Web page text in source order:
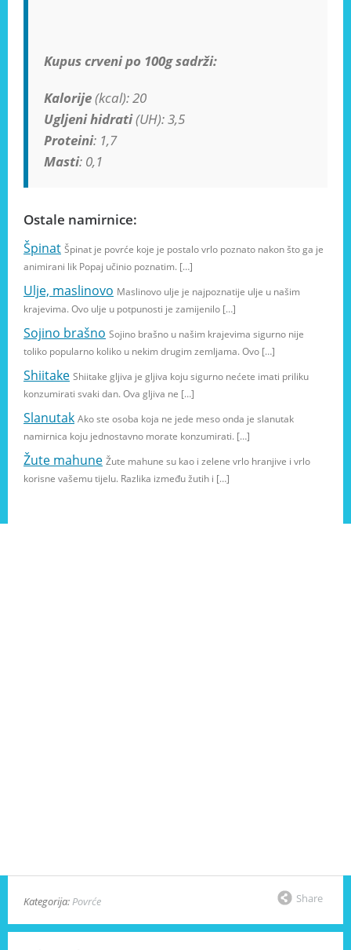
Kupus crveni po 100g sadrži:
Kalorije(kcal): 20
Ugljeni hidrati(UH): 3,5
Proteini: 1,7
Masti: 0,1
Ostale namirnice:
Špinat Špinat je povrće koje je postalo vrlo poznato nakon što ga je
animirani lik Popaj učinio poznatim. […]
Ulje, maslinovo Maslinovo ulje je najpoznatije ulje u našim
krajevima. Ovo ulje u potpunosti je zamijenilo […]
Sojino brašno Sojino brašno u našim krajevima sigurno nije
toliko popularno koliko u nekim drugim zemljama. Ovo […]
Shiitake Shiitake gljiva je gljiva koju sigurno nećete imati priliku
konzumirati svaki dan. Ova gljiva ne […]
Slanutak Ako ste osoba koja ne jede meso onda je slanutak
namirnica koju jednostavno morate konzumirati. […]
Žute mahune Žute mahune su kao i zelene vrlo hranjive i vrlo
korisne vašemu tijelu. Razlika između žutih i […]
Kategorija: Povrće Share